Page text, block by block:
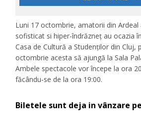
Luni 17 octombrie, amatorii din Ardeal
sofisticat si hiper-îndrăzneț au ocazia
Casa de Cultură a Studenților din Cluj,
octombrie acesta să ajungă la Sala
Ambele spectacole vor începe la ora
făcându-se de la ora 19:00.
Biletele sunt deja in vânzare